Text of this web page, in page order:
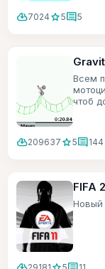
cloud_download7024 star5comment5
Всем
чтоб
cloud_download209637 star5comment144
FIFA
Новый